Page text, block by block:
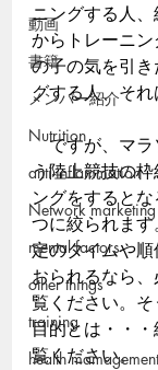
動画
書籍
メンバー紹介
Nutrition
anti-inflammation
Network marketing
mental factors
other things
training
health mamagement
ニングする人
からトレーニ
の子の気を引
グする人、それ
ですが、マラ
う陸上競技の
ングをすると
つに絞られま
定のタイムや
おられるなら
覧ください。
目的とは・・
覧ください。